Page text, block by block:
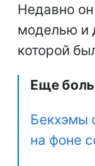
Недавно
моделью и
которой
Еще
Бекхэмы
на фоне